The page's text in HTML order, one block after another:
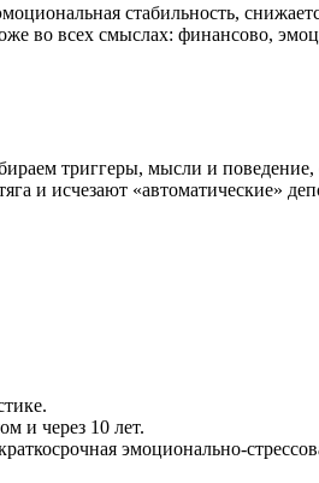
стабильность,
во всех смыслах: финансово,
триггеры, мысли и поведение,
и исчезают «автоматические»
и через 10 лет.
эмоционально-